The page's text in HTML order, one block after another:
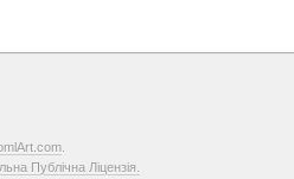
Публічна Ліцензія.